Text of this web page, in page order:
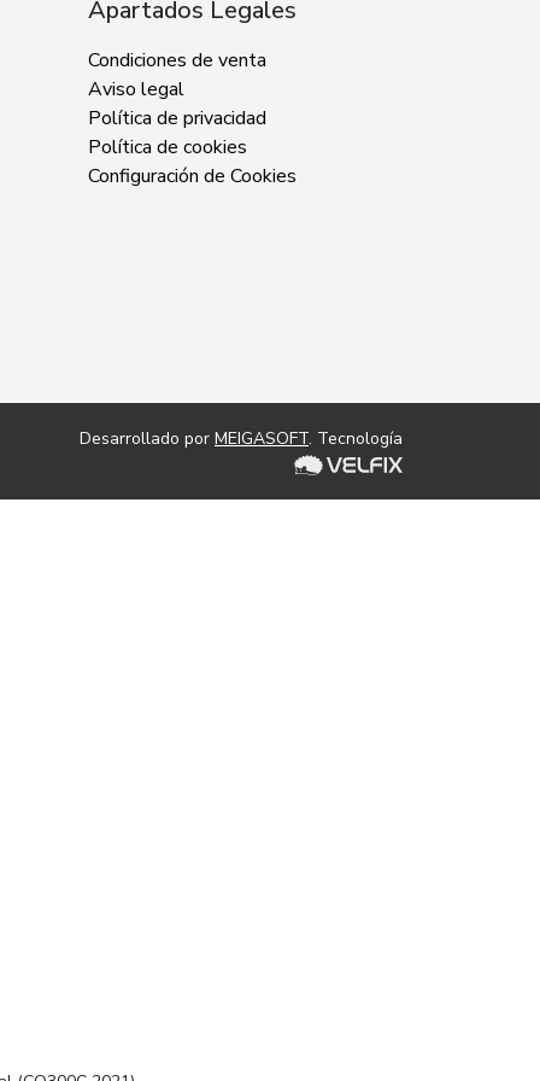
Apartados Legales
Condiciones de venta
Aviso legal
Política de privacidad
Política de cookies
Configuración de Cookies
Desarrollado por MEIGASOFT. Tecnología